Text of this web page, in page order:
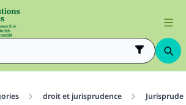
droit et jurisprudence